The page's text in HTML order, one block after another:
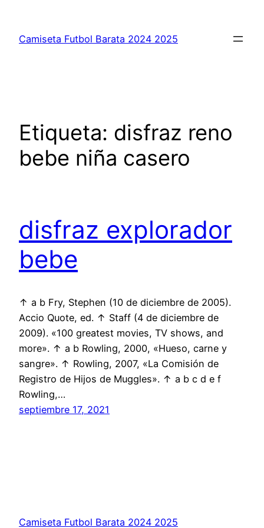
contenido
Camiseta Futbol Barata 2024 2025
Etiqueta: disfraz reno
bebe niña casero
disfraz explorador
bebe
↑ a b Fry, Stephen (10 de diciembre de 2005).
Accio Quote, ed. ↑ Staff (4 de diciembre de
2009). «100 greatest movies, TV shows, and
more». ↑ a b Rowling, 2000, «Hueso, carne y
sangre». ↑ Rowling, 2007, «La Comisión de
Registro de Hijos de Muggles». ↑ a b c d e f
Rowling,…
septiembre 17, 2021
Camiseta Futbol Barata 2024 2025